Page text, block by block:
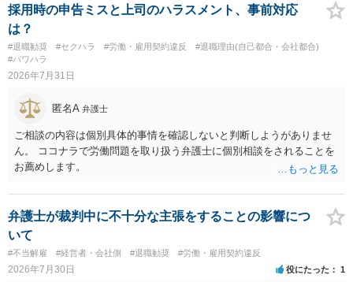
害との対応関係や合理性が重要です。 ・違約金に上限がなくても、常
に有効になるわけではありません。契約が労働契約に近い実態なら労
基法16条で無効となる余地があり、そうでなくても、金額が事務所の
損害と比べて過大なら無効や減額が争点になります。 ・契約前の修正
交渉は一般的です。 交渉の方向としては、上限額を設ける、実損害ベ
費・未回収費用のみ」に限定する、などが典型です。 ・弁護士に契約
前に契約書の内容をレビューしてもらう価値は十分にあると思われま
す。 争点は、契約類型が雇用か業務委託か、実態として労働者性があ
るか、解除事由が双方にどう定められているか、違約金の算定根拠が
合理的か、という複数論点に分かれます。契約前なら、交渉のパワー
コストを抑えやすいので、資料等を持参の上弁護士に確認されること
をお勧めします。 ・事務所側の解除でも、解除理由によってはタレン
ト側に損害賠償が発生する建付けになっていることはあります。ただ
し、事務所側が一方的に解除したのにタレントへ違約金を課す設計
は、合理性や対価性を欠くとして争いやすいです。逆に、タレント側
の重大な契約違反がある場合は、実損害の範囲で請求される可能性は
採用時の申告ミスと上司のハラスメント、事前対応
は？
#退職勧奨 #セクハラ #労働・雇用契約違反
#退職理由(自己都合・会社都合)
#パワハラ
2026年7月31日
匿名A 弁護士
ご相談の内容は個別具体的事情を確認しないと判断しようがありませ
ん。 ココナラで労働問題を取り扱う弁護士に個別相談をされることを
お薦めします。
弁護士が裁判中に不十分な主張をすることの影響につ
いて
#不当解雇 #経営者・会社側 #退職勧奨 #労働・雇用契約違反
2026年7月30日 役にたった 1